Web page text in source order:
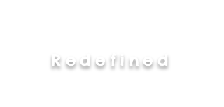
Redefined